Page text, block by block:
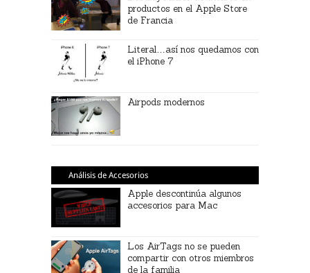
productos en el Apple Store
de Francia
Literal…así nos quedamos con
el iPhone 7
Airpods modernos
Análisis de Accesorios
Apple descontinúa algunos
accesorios para Mac
Los AirTags no se pueden
compartir con otros miembros
de la familia